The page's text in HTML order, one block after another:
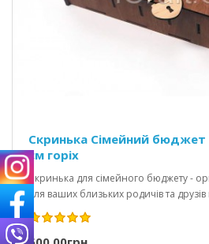
Скринька Сімейний бюджет
см горіх
Скринька для сімейного бюджету -
для ваших близьких родичів та друзів